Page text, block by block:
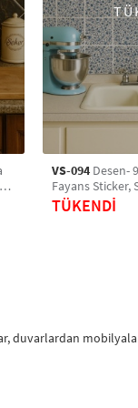
VS-094 Desen-
Fayans Sticker,
Banyo Sticker,
TÜKENDİ
duvarlardan